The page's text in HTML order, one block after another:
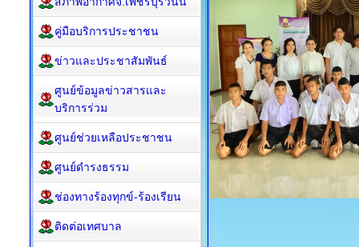
คู่มือบริการประชาชน
ข่าวและประชาสัมพันธ์
ศูนย์ข้อมูลข่าวสารและ
บริการร่วม
ศูนย์ช่วยเหลือประชาชน
ศูนย์ดำรงธรรม
ช่องทางร้องทุกข์-ร้องเรียน
ติดต่อเทศบาล